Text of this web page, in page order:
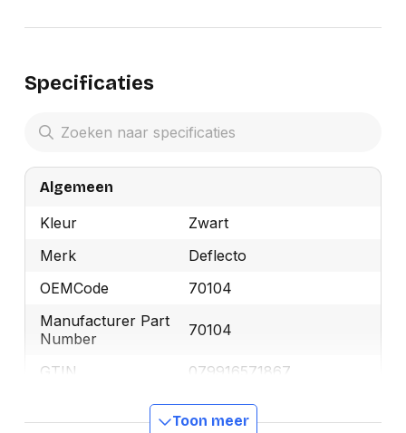
Specificaties
Algemeen
Kleur
Zwart
Merk
Deflecto
OEMCode
70104
Manufacturer Part
Number
70104
GTIN 079916571867
Productformaat Toon meer